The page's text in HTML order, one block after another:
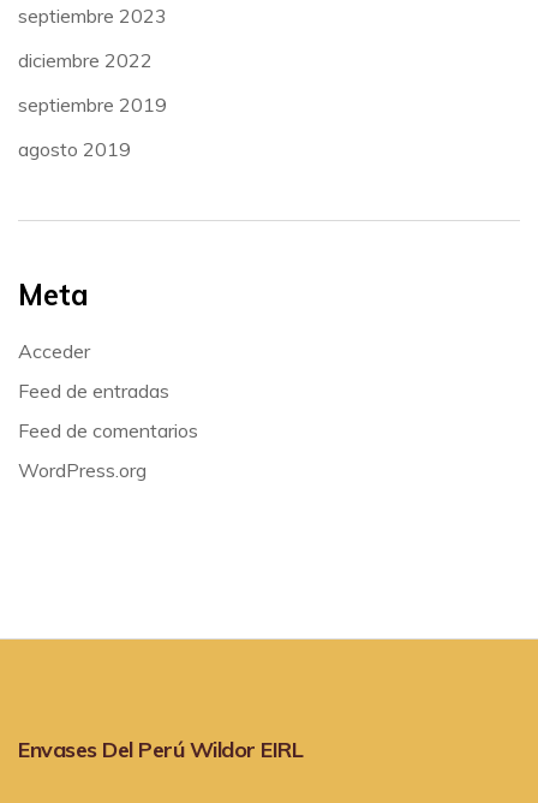
septiembre 2023
diciembre 2022
septiembre 2019
agosto 2019
Meta
Acceder
Feed de entradas
Feed de comentarios
WordPress.org
Envases Del Perú Wildor EIRL